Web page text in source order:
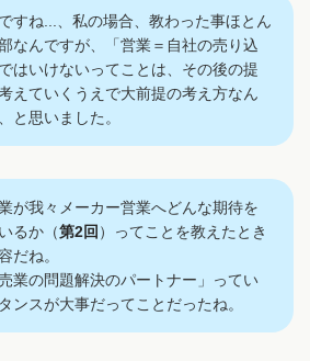
すね...、私の場合、教わった事ほとん
なんですが、「営業＝自社の売り込
はいけないってことは、その後の提
えていくうえで大前提の考え方なん
と思いました。
が我々メーカー営業へどんな期待を
るか（第2回）ってことを教えたとき
だね。
売業の問題解決のパートナー」ってい
ンスが大事だってことだったね。